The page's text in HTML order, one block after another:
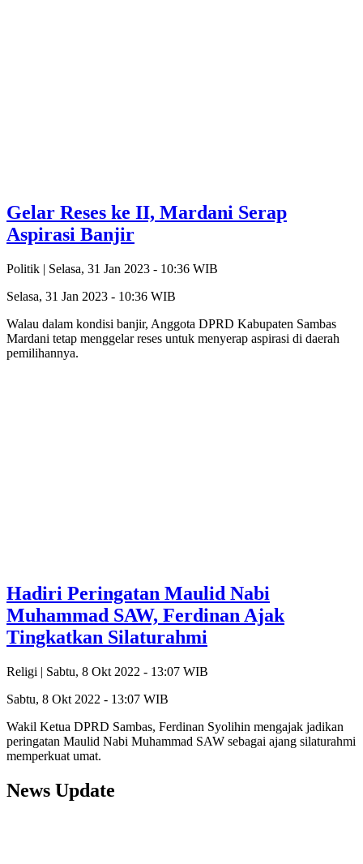
Gelar Reses ke II, Mardani Serap
Aspirasi Banjir
Politik | Selasa, 31 Jan 2023 - 10:36 WIB
Selasa, 31 Jan 2023 - 10:36 WIB
Walau dalam kondisi banjir, Anggota DPRD Kabupaten Sambas
Mardani tetap menggelar reses untuk menyerap aspirasi di daerah
pemilihannya.
Hadiri Peringatan Maulid Nabi
Muhammad SAW, Ferdinan Ajak
Tingkatkan Silaturahmi
Religi | Sabtu, 8 Okt 2022 - 13:07 WIB
Sabtu, 8 Okt 2022 - 13:07 WIB
Wakil Ketua DPRD Sambas, Ferdinan Syolihin mengajak jadikan
peringatan Maulid Nabi Muhammad SAW sebagai ajang silaturahmi
memperkuat umat.
News Update